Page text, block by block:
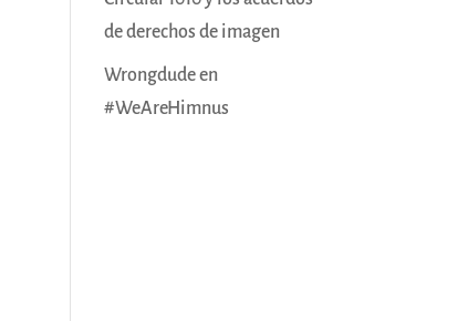
de derechos de imagen
Wrongdudeen
#WeAreHimnus